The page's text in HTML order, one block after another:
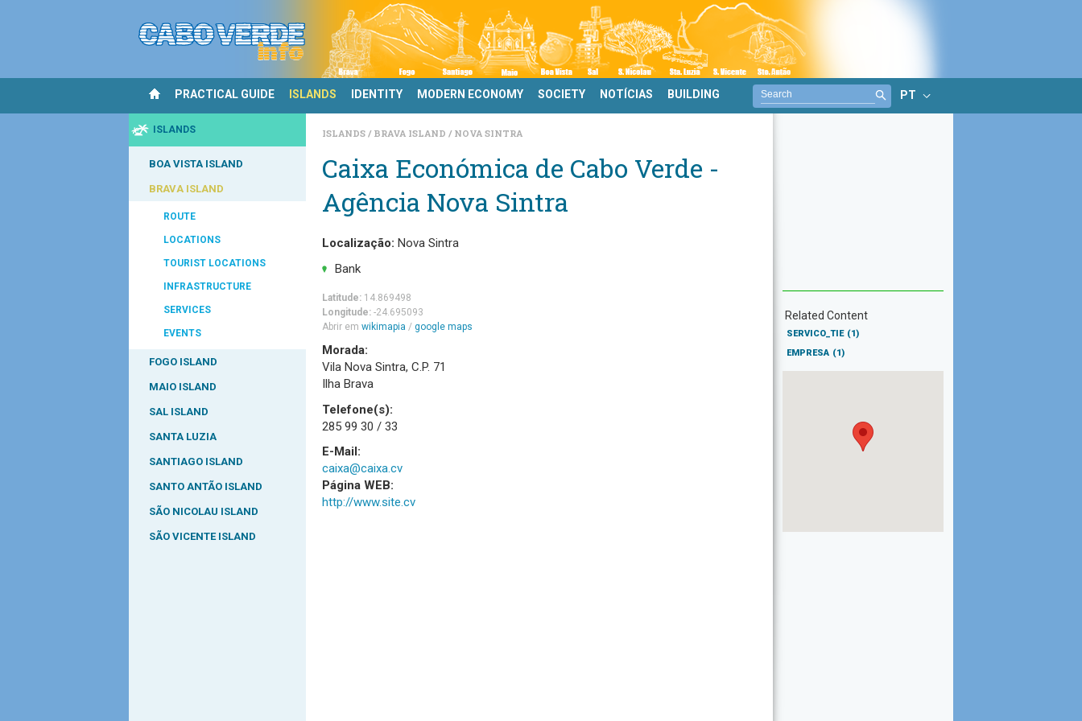
PRACTICAL GUIDE ISLANDS IDENTITY MODERN ECONOMY SOCIETY NOTÍCIAS BUILDING PT
ISLANDS
BOA VISTA ISLAND
BRAVA ISLAND
ROUTE
LOCATIONS
TOURIST LOCATIONS
INFRASTRUCTURE
SERVICES
EVENTS
FOGO ISLAND
MAIO ISLAND
SAL ISLAND
SANTA LUZIA
SANTIAGO ISLAND
SANTO ANTÃO ISLAND
SÃO NICOLAU ISLAND
SÃO VICENTE ISLAND
ISLANDS BRAVA ISLAND NOVA SINTRA
Caixa Económica de Cabo Verde -
Agência Nova Sintra
Localização: Nova Sintra
Bank
Latitude: 14.869498
Longitude: -24.695093
Abrir em wikimapia / google maps
Morada:
Vila Nova Sintra, C.P. 71
Ilha Brava
Telefone(s):
285 99 30 / 33
E-Mail:
caixa@caixa.cv
Página WEB:
http://www.site.cv
Related Content
SERVICO_TIE (1)
EMPRESA (1)